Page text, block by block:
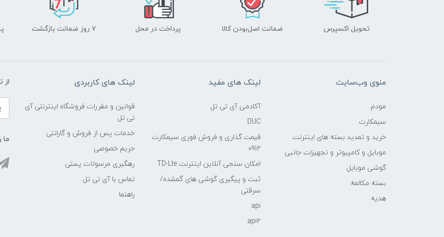
تحویل اکسپرس ضمانت اصل‌بودن کالا پرداخت در محل ۷ روز ضمانت بازگشت
منوی وب‌سایت
مودم
سیمکارت
خرید و تمدید بسته های اینترنت
موبایل و کامپیوتر و تجهیزات جانبی
گوشی موبایل
بسته مکالمه
هدیه
لینک های مفید
آکادمی آی تی تل
DUC
قیمت گذاری و فروش فوری سیمکارت
0912
امکان سنجی آنلاین اینترنت TD-Lte
ثبت و پیگیری گوشی های گمشده/
سرقتی
api
api2
لینک های کاربردی
قوانین و مقررات فروشگاه اینترنتی آی
تی تل
خدمات پس از فروش و گارانتی
حریم خصوصی
رهگیری مرسولات پستی
تماس با آی تی تل
راهنما
از
ما